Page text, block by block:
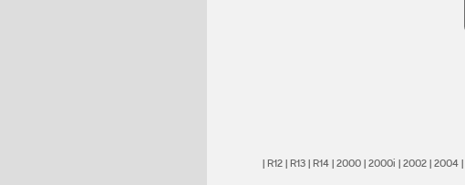
| R12| R13| R14| 2000| 2000i | 2002| 2004|